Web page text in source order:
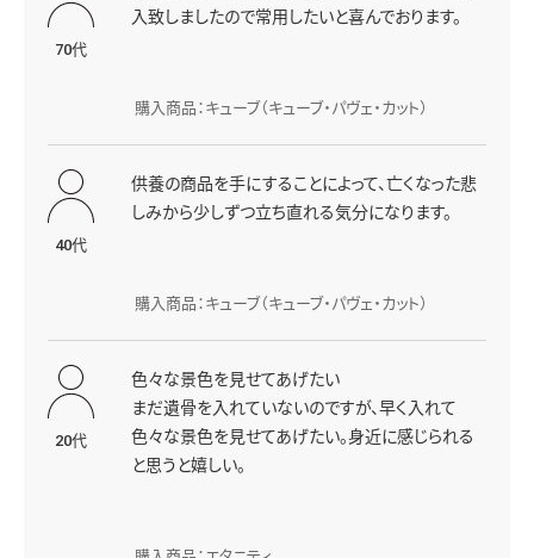
70代
入致しましたので常用したいと喜んでおります。
購入商品：キューブ（キューブ・パヴェ・カット）
40代
供養の商品を手にすることによって、亡くなった悲
しみから少しずつ立ち直れる気分になります。
購入商品：キューブ（キューブ・パヴェ・カット）
20代
色々な景色を見せてあげたい
まだ遺骨を入れていないのですが、早く入れて
色々な景色を見せてあげたい。身近に感じられる
と思うと嬉しい。